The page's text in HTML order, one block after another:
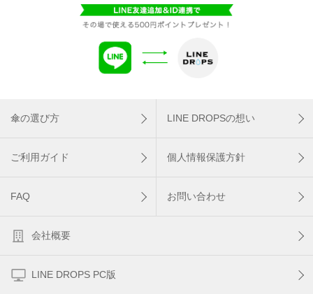
傘の選び方 LINE DROPSの想い
ご利用ガイド 個人情報保護方針
FAQ お問い合わせ
会社概要
LINE DROPS PC版